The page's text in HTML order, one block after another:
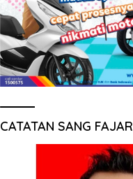
CATATAN SANG FAJAR